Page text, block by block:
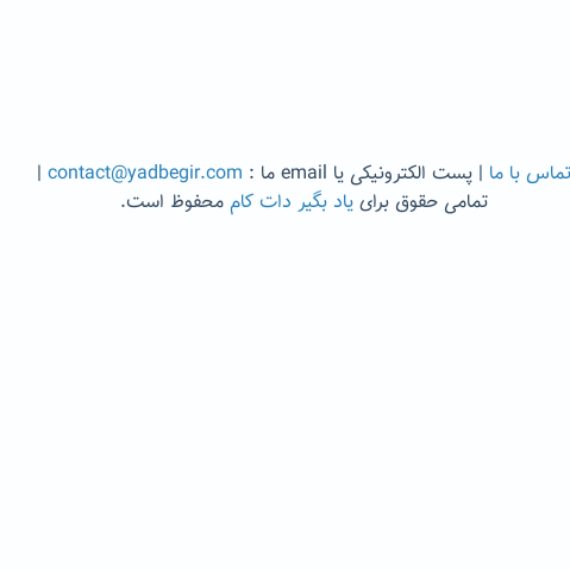
تماس با ما | پست الکترونیکی یا email ما : contact@yadbegir.com
|
تمامی حقوق براییاد بگیر دات کام محفوظ است.